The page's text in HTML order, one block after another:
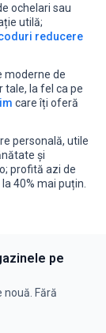
ochelari sau
utilă;
reducere
moderne de
tale, la fel ca pe
care îți oferă
personală, utile
și
profită azi de
40% mai puțin.
pe
Fără